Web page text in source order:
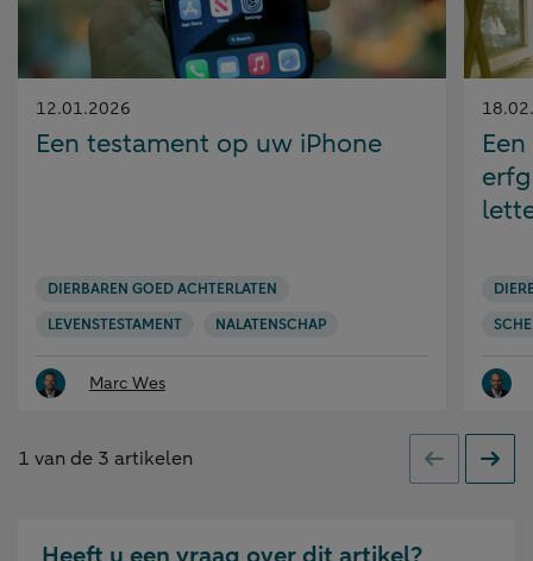
Gepubliceerd
op:
12.01.2026
Een testament op uw iPhone
DIERBAREN GOED ACHTERLATEN
LEVENSTESTAMENT
NALATENSCHAP
Marc Wes
op:
1 van de 3 artikelen Vorige